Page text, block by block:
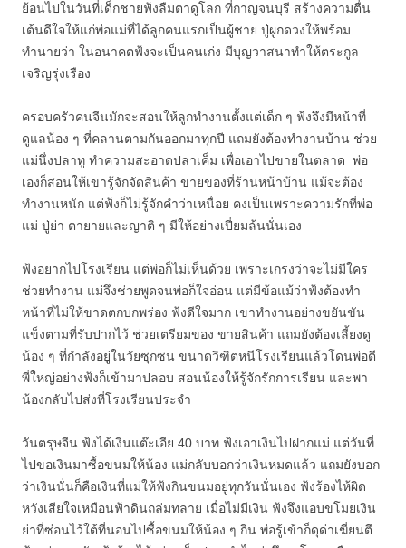
ย้อนไปในวันที่เด็กชายฟ้งลืมตาดูโลก ที่กาญจนบุรี สร้างความตื่น
เต้นดีใจให้แก่พ่อแม่ที่ได้ลูกคนแรกเป็นผู้ชาย ปู่ผูกดวงให้พร้อม
ทำนายว่า ในอนาคตฟ้งจะเป็นคนเก่ง มีบุญวาสนาทำให้ตระกูล
เจริญรุ่งเรือง
ครอบครัวคนจีนมักจะสอนให้ลูกทำงานตั้งแต่เด็ก ๆ ฟ้งจึงมีหน้าที่
ดูแลน้อง ๆ ที่คลานตามกันออกมาทุกปี แถมยังต้องทำงานบ้าน ช่วย
แม่นึ่งปลาทู ทำความสะอาดปลาเค็ม เพื่อเอาไปขายในตลาด พ่อ
เองก็สอนให้เขารู้จักจัดสินค้า ขายของที่ร้านหน้าบ้าน แม้จะต้อง
ทำงานหนัก แต่ฟ้งก็ไม่รู้จักคำว่าเหนื่อย คงเป็นเพราะความรักที่พ่อ
แม่ ปู่ย่า ตายายและญาติ ๆ มีให้อย่างเปี่ยมล้นนั่นเอง
ฟ้งอยากไปโรงเรียน แต่พ่อก็ไม่เห็นด้วย เพราะเกรงว่าจะไม่มีใคร
ช่วยทำงาน แม่จึงช่วยพูดจนพ่อก็ใจอ่อน แต่มีข้อแม้ว่าฟ้งต้องทำ
หน้าที่ไม่ให้ขาดตกบกพร่อง ฟ้งดีใจมาก เขาทำงานอย่างขยันขัน
แข็งตามที่รับปากไว้ ช่วยเตรียมของ ขายสินค้า แถมยังต้องเลี้ยงดู
น้อง ๆ ที่กำลังอยู่ในวัยซุกซน ขนาดวิฑิตหนีโรงเรียนแล้วโดนพ่อตี
พี่ใหญ่อย่างฟ้งก็เข้ามาปลอบ สอนน้องให้รู้จักรักการเรียน และพา
น้องกลับไปส่งที่โรงเรียนประจำ
วันตรุษจีน ฟ้งได้เงินแต๊ะเอีย 40 บาท ฟ้งเอาเงินไปฝากแม่ แต่วันที่
ไปขอเงินมาซื้อขนมให้น้อง แม่กลับบอกว่าเงินหมดแล้ว แถมยังบอก
ว่าเงินนั่นก็คือเงินที่แม่ให้ฟ้งกินขนมอยู่ทุกวันนั่นเอง ฟ้งร้องไห้ผิด
หวังเสียใจเหมือนฟ้าดินถล่มทลาย เมื่อไม่มีเงิน ฟ้งจึงแอบขโมยเงิน
ย่าที่ซ่อนไว้ใต้ที่นอนไปซื้อขนมให้น้อง ๆ กิน พ่อรู้เข้าก็ดุด่าเฆี่ยนตี